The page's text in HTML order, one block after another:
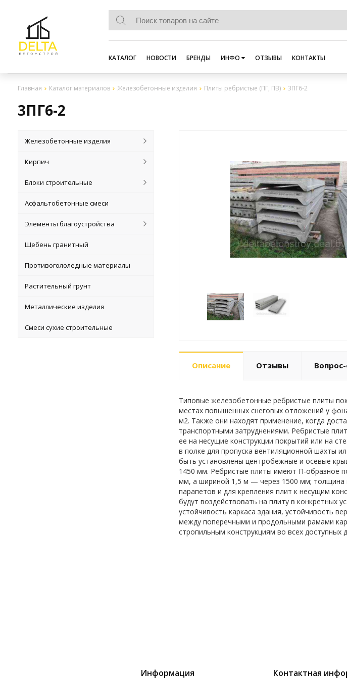
КАТАЛОГ НОВОСТИ БРЕНДЫ ИНФО ОТЗЫВЫ КОНТАКТЫ
Главная Каталог материалов Железобетонные изделия Плиты ребристые (ПГ, ПВ) 3ПГ6-2
3ПГ6-2
Железобетонные изделия
Кирпич
Блоки строительные
Асфальтобетонные смеси
Элементы благоустройства
Щебень гранитный
Противогололедные материалы
Растительный грунт
Металлические изделия
Смеси сухие строительные
Описание Отзывы
Типовые железобетонные ребристые плиты
местах повышенных снеговых отложений у
м2. Также они находят применение, когда
транспортными затруднениями. Ребристые
ее на несущие конструкции покрытий или на
в полке для пропуска вентиляционной шахты
быть установлены центробежные и осевые
1450 мм. Ребристые плиты имеют П-образное
мм, а шириной 1,5 м — через 1500 мм; толщина
парапетов и для крепления плит к несущим
будут воздействовать на плиту в конкретных
устойчивость каркаса здания, устойчивость
между поперечными и продольными рамами
стропильным конструкциям во всех доступных
Информация Контактная